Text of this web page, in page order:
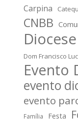
Carpina
CNBB
Dom Francisco
Evento
evento
evento
Família Festa